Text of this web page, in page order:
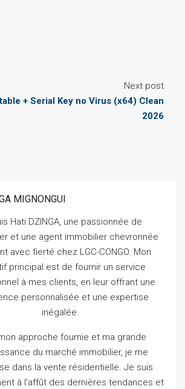
Next post
+ Serial Key no Virus (x64) Clean
2026
MIGNONGUI
Hati DZINGA, une passionnée de
et une agent immobilier chevronnée
avec fierté chez LGC-CONGO. Mon
principal est de fournir un service
à mes clients, en leur offrant une
personnalisée et une expertise
inégalée.
approche fournie et ma grande
du marché immobilier, je me
dans la vente résidentielle. Je suis
à l’affût des dernières tendances et